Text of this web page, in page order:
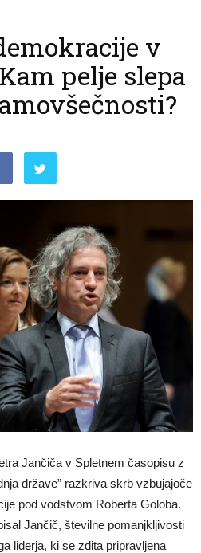
v
pelje slepa
Jančiča v Spletnem časopisu z
države” razkriva skrb vzbujajoče
pod vodstvom Roberta Goloba.
Jančič, številne pomanjkljivosti
liderja, ki se zdita pripravljena